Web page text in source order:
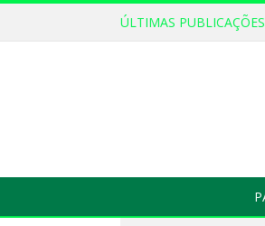
ÚLTIMAS